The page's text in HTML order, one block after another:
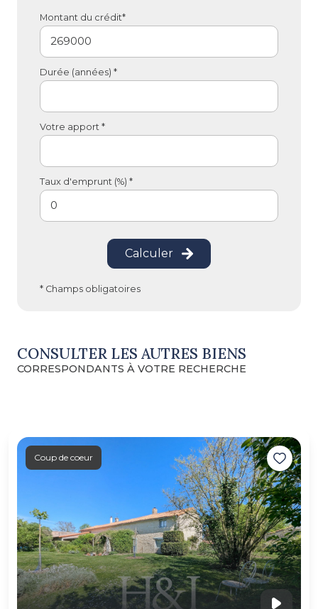
Montant du crédit*
Durée (années) *
Votre apport *
Taux d'emprunt (%) *
Calculer
* Champs obligatoires
CONSULTER LES AUTRES BIENS
CORRESPONDANTS À VOTRE RECHERCHE
Coup de coeur